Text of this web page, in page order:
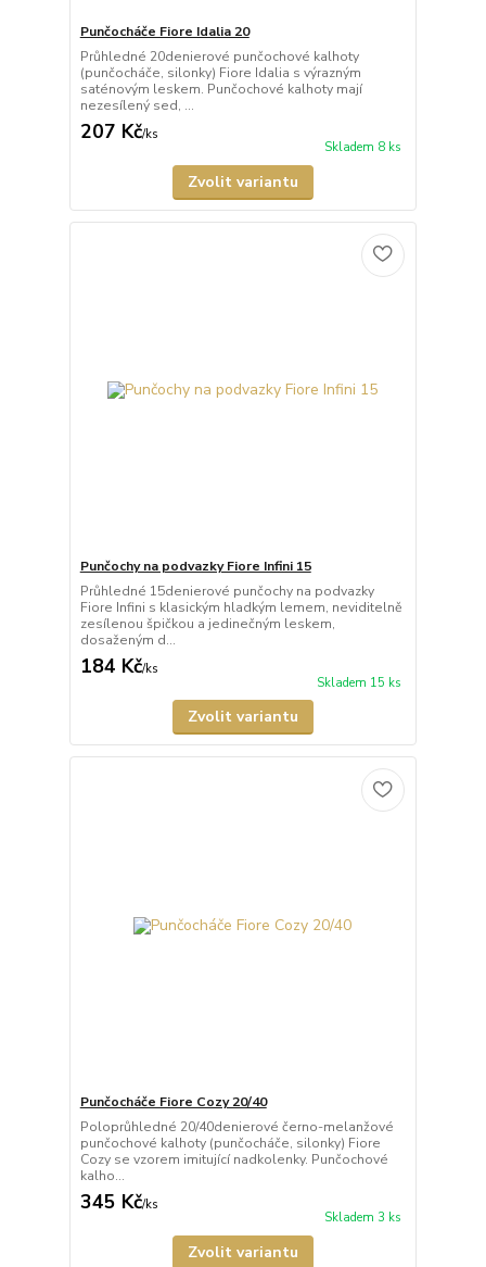
Punčocháče Fiore Idalia 20
Průhledné 20denierové punčochové kalhoty
(punčocháče, silonky) Fiore Idalia s výrazným
saténovým leskem. Punčochové kalhoty mají
nezesílený sed, ...
207 Kč/ks
Skladem 8 ks
Zvolit variantu
Punčochy na podvazky Fiore Infini 15
Průhledné 15denierové punčochy na podvazky
Fiore Infini s klasickým hladkým lemem, neviditelně
zesílenou špičkou a jedinečným leskem,
dosaženým d...
184 Kč/ks
Skladem 15 ks
Zvolit variantu
Punčocháče Fiore Cozy 20/40
Poloprůhledné 20/40denierové černo-melanžové
punčochové kalhoty (punčocháče, silonky) Fiore
Cozy se vzorem imitující nadkolenky. Punčochové
kalho...
345 Kč/ks
Skladem 3 ks
Zvolit variantu